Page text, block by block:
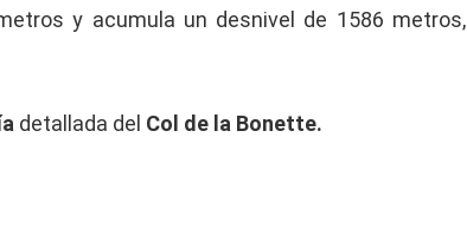
y acumula un desnivel de 1586 metros,
detallada del Col de la Bonette.